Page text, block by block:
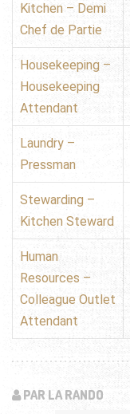
Kitchen – Demi
Chef de Partie
Housekeeping –
Housekeeping
Attendant
Laundry –
Pressman
Stewarding –
Kitchen Steward
Human
Resources –
Colleague Outlet
Attendant
PAR LA RANDO